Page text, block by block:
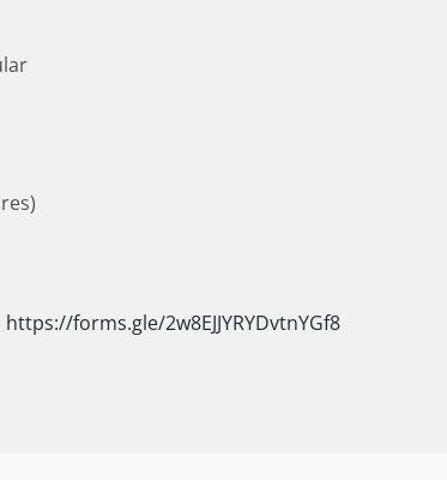
https://forms.gle/2w8EJJYRYDvtnYGf8